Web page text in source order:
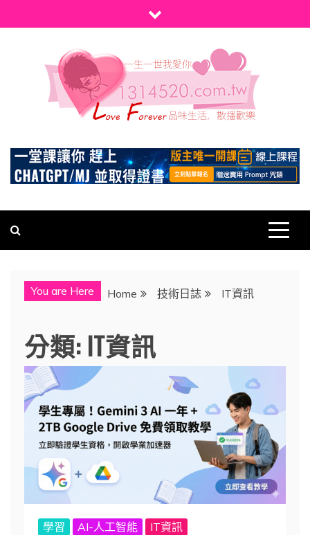
to
You are Here Home 技術日誌 IT資訊
分類: IT資訊
學習 AI-人工智能 IT資訊